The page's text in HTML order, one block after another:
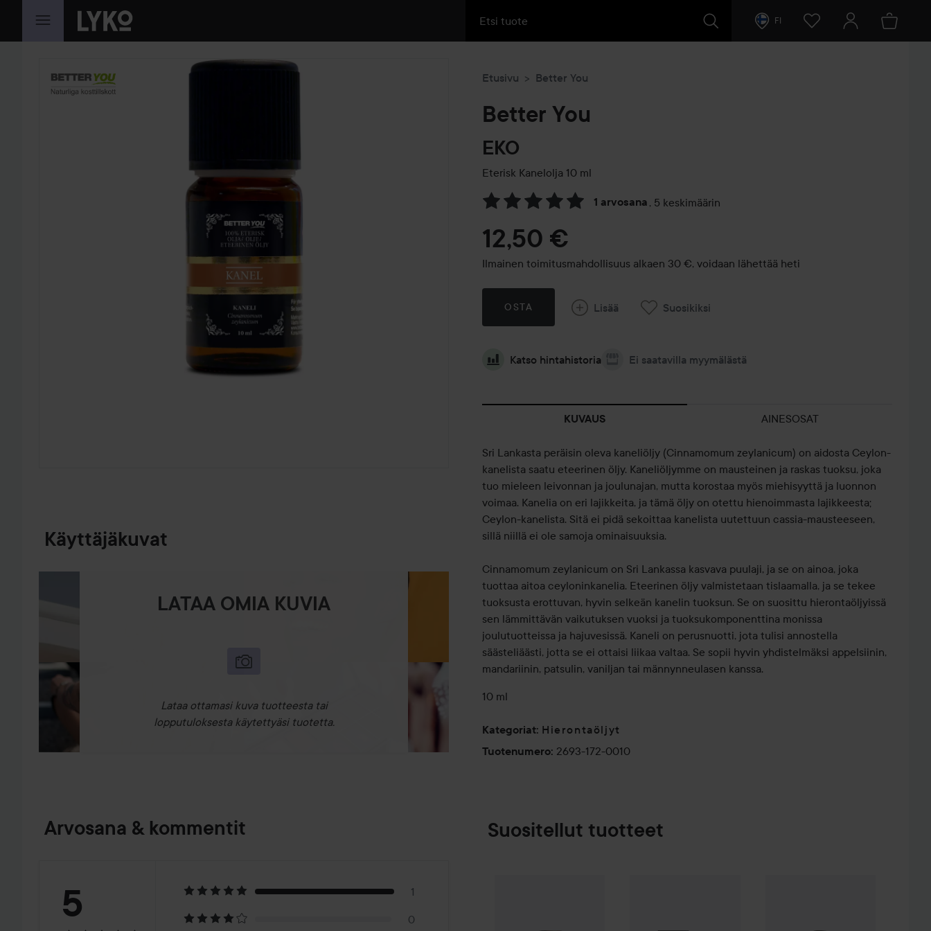
SIIRTYÄ JHK SISÄLTÖÖN FI
Käyttäjäkuvat
LATAA OMIA KUVIA
Lataa ottamasi kuva tuotteesta tai
lopputuloksesta käytettyäsi tuotetta.
Arvosana & kommentit
Arvosana:
5
1
0
Etusivu Better You
Better You
EKO
Eterisk Kanelolja 10 ml
1 arvosana , 5 keskimäärin
Siirtyä jhk Arvosana & kommentit
12,50 €
Ilmainen toimitusmahdollisuus alkaen 30 €, voidaan lähettää heti
OSTA Lisää Suosikiksi
Katso hintahistoria Ei saatavilla myymälästä
KUVAUS AINESOSAT
Sri Lankasta peräisin oleva kaneliöljy (Cinnamomum zeylanicum) on aidosta Ceylon-
kanelista saatu eteerinen öljy. Kaneliöljymme on mausteinen ja raskas tuoksu, joka
tuo mieleen leivonnan ja joulunajan, mutta korostaa myös miehisyyttä ja luonnon
voimaa. Kanelia on eri lajikkeita, ja tämä öljy on otettu hienoimmasta lajikkeesta;
Ceylon-kanelista. Sitä ei pidä sekoittaa kanelista uutettuun cassia-mausteeseen,
sillä niillä ei ole samoja ominaisuuksia.
Cinnamomum zeylanicum on Sri Lankassa kasvava puulaji, ja se on ainoa, joka
tuottaa aitoa ceyloninkanelia. Eteerinen öljy valmistetaan tislaamalla, ja se tekee
tuoksusta erottuvan, hyvin selkeän kanelin tuoksun. Se on suosittu hierontaöljyissä
sen lämmittävän vaikutuksen vuoksi ja tuoksukomponenttina monissa
joulutuotteissa ja hajuvesissä. Kaneli on perusnuotti, jota tulisi annostella
säästeliäästi, jotta se ei ottaisi liikaa valtaa. Se sopii hyvin yhdistelmäksi appelsiinin,
mandariinin, patsulin, vaniljan tai männynneulasen kanssa.
10 ml
Kategoriat: Hierontaöljyt
Tuotenumero: 2693-172-0010
Suositellut tuotteet